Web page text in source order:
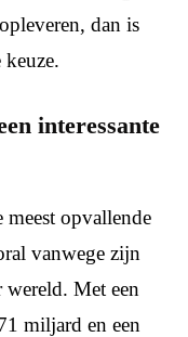
dan is
interessante
opvallende
vanwege zijn
wereld. Met een
miljard en een